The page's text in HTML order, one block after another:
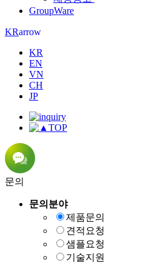
GroupWare
KRarrow
KR
EN
VN
CH
JP
TOP
문의
문의분야
제품문의
견적요청
샘플요청
기술지원